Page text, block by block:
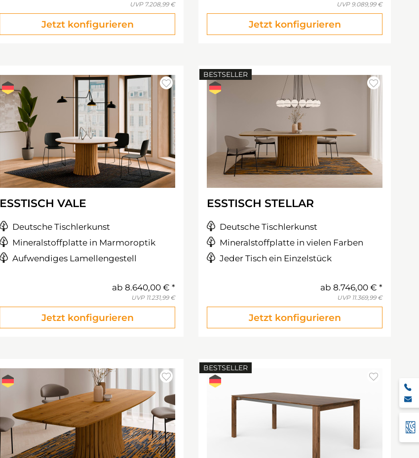
UVP 7.208,99 €
Jetzt konfigurieren
UVP 9.089,99 €
Jetzt konfigurieren
ESSTISCH VALE
Deutsche Tischlerkunst
Mineralstoffplatte in Marmoroptik
Aufwendiges Lamellengestell
ab 8.640,00 €
UVP 11.231,99 €
Jetzt konfigurieren
BESTSELLER
ESSTISCH STELLAR
Deutsche Tischlerkunst
Mineralstoffplatte in vielen Farben
Jeder Tisch ein Einzelstück
ab 8.746,00 €
UVP 11.369,99 €
Jetzt konfigurieren
BESTSELLER